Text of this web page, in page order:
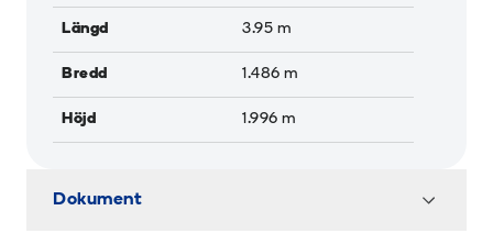
Längd 3.95 m
Bredd 1.486 m
Höjd 1.996 m
Dokument